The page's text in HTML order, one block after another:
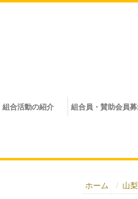
組合活動の紹介 組合員・賛助会員
ホーム 山